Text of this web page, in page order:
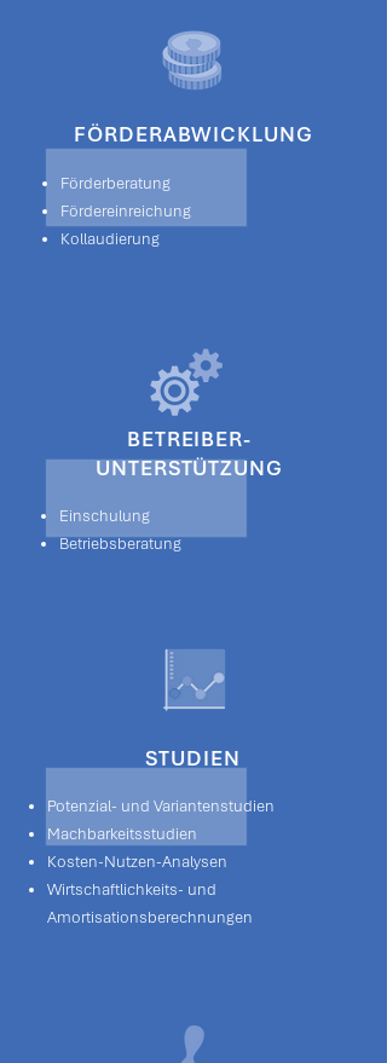
Förderberatung
Fördereinreichung
Kollaudierung
FÖRDERABWICKLUNG
Einschulung
Betriebsberatung
BETREIBER-
UNTERSTÜTZUNG
Potenzial- und Variantenstudien
Machbarkeitsstudien
Kosten-Nutzen-Analysen
Wirtschaftlichkeits- und
Amortisationsberechnungen
STUDIEN